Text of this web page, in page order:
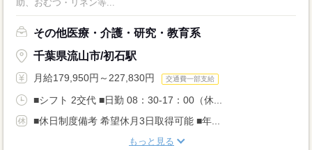
助、おむつ・リネン等...
その他医療・介護・研究・教育系
千葉県流山市/初石駅
月給179,950円～227,830円 交通費一部支給
■シフト 2交代 ■日勤 08：30-17：00（休...
■休日制度備考 希望休月3日取得可能 ■年...
もっと見る